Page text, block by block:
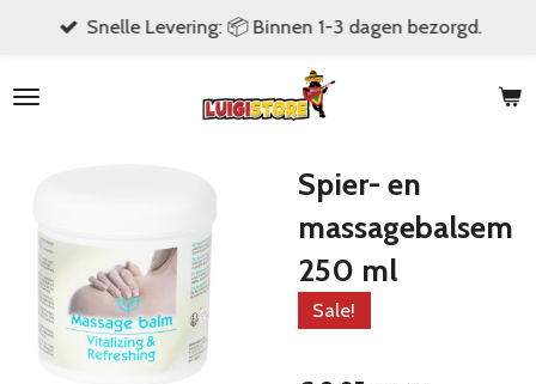
naar
Snelle Levering: 📦 Binnen 1-3 dagen bezorgd.
Spier- en
massagebalsem
250 ml
Sale!